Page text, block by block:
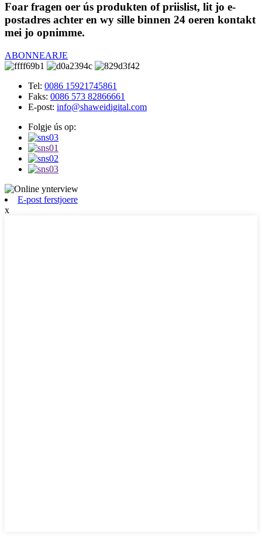
Foar fragen oer ús produkten of priislist, lit jo e-
postadres achter en wy sille binnen 24 oeren kontakt
mei jo opnimme.
ABONNEARJE
Tel: 0086 15921745861
Faks: 0086 573 82866661
E-post: info@shaweidigital.com
Folgje ús op:
E-post ferstjoere
x